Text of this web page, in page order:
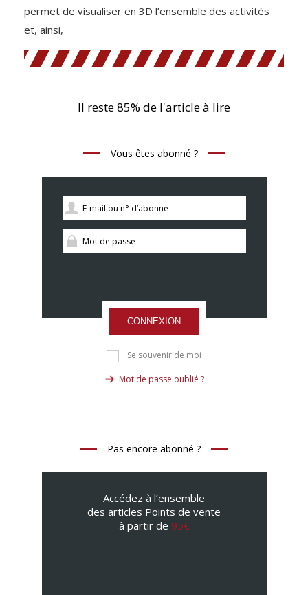
permet de visualiser en 3D l’ensemble des activités
et, ainsi,
Il reste 85% de l'article à lire
Vous êtes abonné ?
CONNEXION
Se souvenir de moi
Mot de passe oublié ?
Pas encore abonné ?
Accédez à l’ensemble
des articles Points de vente
à partir de 95€